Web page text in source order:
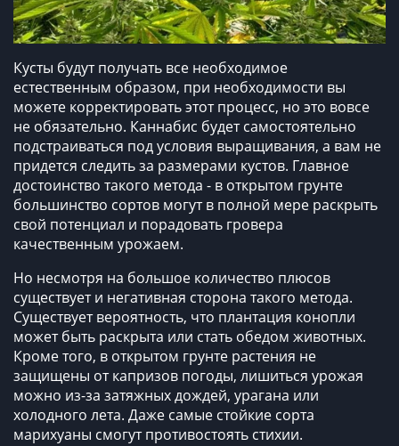
Кусты будут получать все необходимое
естественным образом, при необходимости вы
можете корректировать этот процесс, но это вовсе
не обязательно. Каннабис будет самостоятельно
подстраиваться под условия выращивания, а вам не
придется следить за размерами кустов. Главное
достоинство такого метода - в открытом грунте
большинство сортов могут в полной мере раскрыть
свой потенциал и порадовать гровера
качественным урожаем.
Но несмотря на большое количество плюсов
существует и негативная сторона такого метода.
Существует вероятность, что плантация конопли
может быть раскрыта или стать обедом животных.
Кроме того, в открытом грунте растения не
защищены от капризов погоды, лишиться урожая
можно из-за затяжных дождей, урагана или
холодного лета. Даже самые стойкие сорта
марихуаны смогут противостоять стихии.